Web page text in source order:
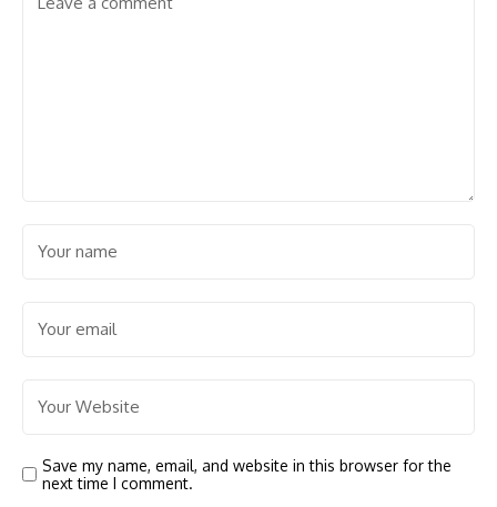
Save my name, email, and website in this browser for the
next time I comment.